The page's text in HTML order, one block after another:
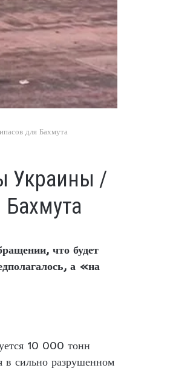
для Бахмута
Украины /
что будет
а «на
10 000 тонн
в сильно разрушенном